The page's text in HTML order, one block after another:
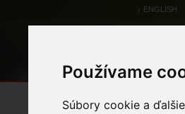
Používame
Súbory cookie a
ENGLISH